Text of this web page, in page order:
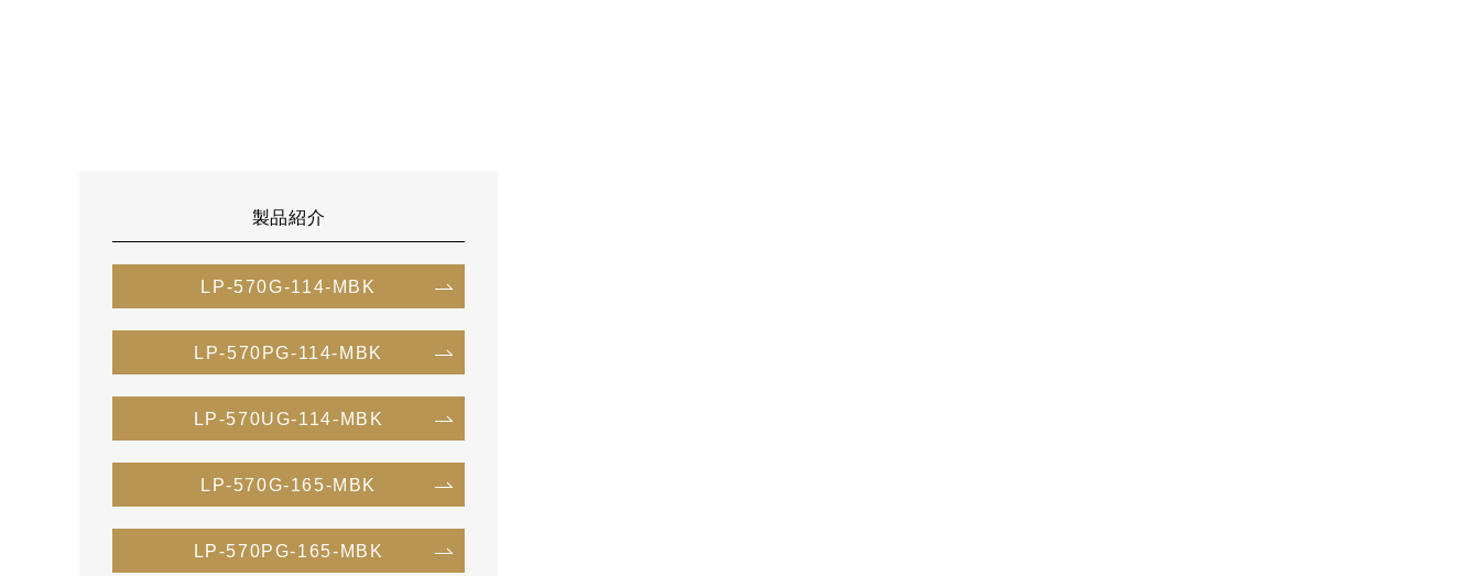
製品紹介
LP-570G-114-MBK
LP-570PG-114-MBK
LP-570UG-114-MBK
LP-570G-165-MBK
LP-570PG-165-MBK